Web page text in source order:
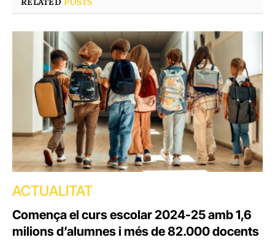
ACTUALITAT
Comença el curs escolar 2024-25 amb 1,6
milions d’alumnes i més de 82.000 docents